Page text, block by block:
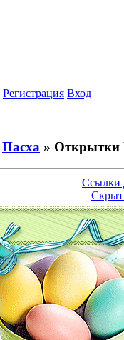
Регистрация Вход
Пасха » Открытки
Ссылки